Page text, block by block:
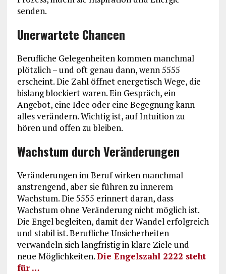
senden.
Unerwartete Chancen
Berufliche Gelegenheiten kommen manchmal
plötzlich – und oft genau dann, wenn 5555
erscheint. Die Zahl öffnet energetisch Wege, die
bislang blockiert waren. Ein Gespräch, ein
Angebot, eine Idee oder eine Begegnung kann
alles verändern. Wichtig ist, auf Intuition zu
hören und offen zu bleiben.
Wachstum durch Veränderungen
Veränderungen im Beruf wirken manchmal
anstrengend, aber sie führen zu innerem
Wachstum. Die 5555 erinnert daran, dass
Wachstum ohne Veränderung nicht möglich ist.
Die Engel begleiten, damit der Wandel erfolgreich
und stabil ist. Berufliche Unsicherheiten
verwandeln sich langfristig in klare Ziele und
neue Möglichkeiten.Die Engelszahl 2222 steht
für …